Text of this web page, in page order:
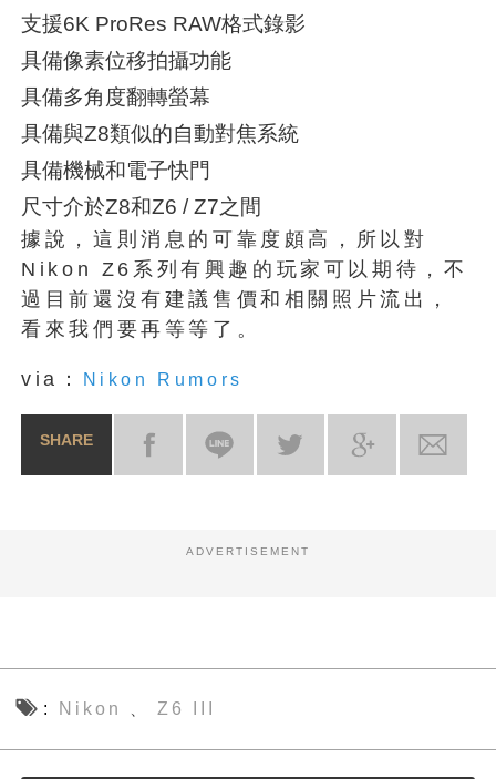
支援6K ProRes RAW格式錄影
具備像素位移拍攝功能
具備多角度翻轉螢幕
具備與Z8類似的自動對焦系統
具備機械和電子快門
尺寸介於Z8和Z6 / Z7之間
據說，這則消息的可靠度頗高，所以對
Nikon Z6系列有興趣的玩家可以期待，不
過目前還沒有建議售價和相關照片流出，
看來我們要再等等了。
via： Nikon Rumors
SHARE
ADVERTISEMENT
Nikon Z6 III